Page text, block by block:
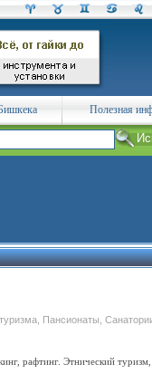
Полезная
Пансионаты,
рафтинг. Этнический туризм,